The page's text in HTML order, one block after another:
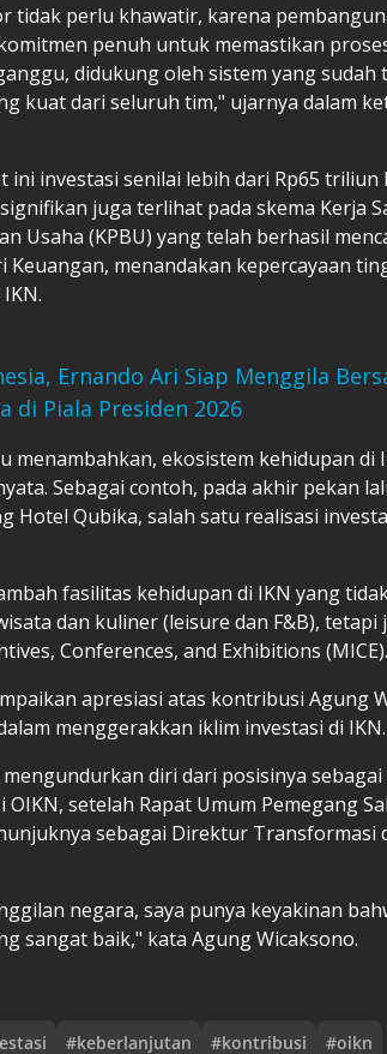
tidak perlu khawatir, karena
penuh untuk memastikan
didukung oleh sistem yang sudah
kuat dari seluruh tim," ujarnya dalam
ini investasi senilai lebih dari Rp65 triliun
juga terlihat pada skema Kerja
Usaha (KPBU) yang telah berhasil
menandakan kepercayaan
Ernando Ari Siap Menggila
di Piala Presiden 2026
menambahkan, ekosistem kehidupan di
Sebagai contoh, pada akhir pekan
Hotel Qubika, salah satu realisasi
fasilitas kehidupan di IKN yang
dan kuliner (leisure dan F&B), tetapi
Conferences, and Exhibitions (MICE).
apresiasi atas kontribusi Agung
menggerakkan iklim investasi di IKN.
diri dari posisinya
setelah Rapat Umum Pemegang
sebagai Direktur Transformasi
negara, saya punya keyakinan
sangat baik," kata Agung Wicaksono.
#keberlanjutan #kontribusi #oikn